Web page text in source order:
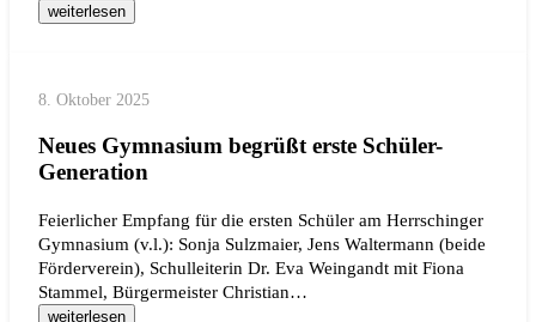
weiterlesen
8. Oktober 2025
Neues Gymnasium begrüßt erste Schüler-
Generation
Feierlicher Empfang für die ersten Schüler am Herrschinger
Gymnasium (v.l.): Sonja Sulzmaier, Jens Waltermann (beide
Förderverein), Schulleiterin Dr. Eva Weingandt mit Fiona
Stammel, Bürgermeister Christian…
weiterlesen